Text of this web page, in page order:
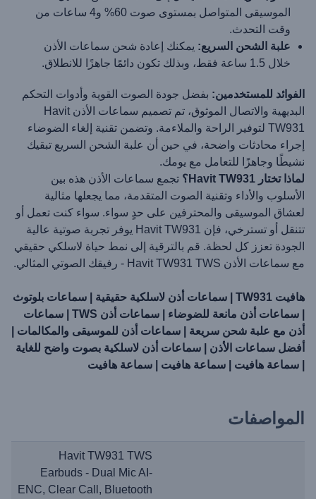
الموسيقى المتواصل بمستوى صوت 60% و4 ساعات من
وقت التحدث.
علبة الشحن السريع: يمكنك إعادة شحن سماعات الأذن
خلال 1.5 ساعة فقط، وبذلك تكون دائمًا جاهزًا للانطلاق.
الفوائد للمستخدمين: بفضل جودة الصوت القوية وأدوات التحكم
البديهية والاتصال الموثوق، تم تصميم سماعات الأذن Havit
TW931 لتوفير الراحة والملاءمة. وتضمن تقنية إلغاء الضوضاء
إجراء محادثات واضحة، في حين أن علبة الشحن السريع تبقيك
نشيطًا وجاهزًا للتعامل مع يومك.
لماذا تختار Havit TW931؟
تجمع سماعات الأذن هذه بين
الأسلوب والأداء وتقنية الصوت المتقدمة، مما يجعلها مثالية
لعشاق الموسيقى والمحترفين على حدٍ سواء. سواء كنت تعمل أو
تتنقل أو تسترخي، فإن Havit TW931 يوفر تجربة صوتية عالية
الجودة تعزز كل لحظة. قم بالترقية إلى نمط حياة لاسلكي حقيقي
مع سماعات الأذن Havit TW931 TWS - رفيقك الصوتي المثالي.
هافيت TW931 | سماعات أذن لاسلكية حقيقية | سماعات بلوتوث
| سماعات أذن مانعة للضوضاء | سماعات أذن TWS | سماعات
أذن مع علبة شحن سريعة | سماعات أذن للموسيقى والمكالمات |
أفضل سماعات الأذن | سماعات أذن لاسلكية بصوت واضح للغاية
| سماعة هافيت | سماعة هافيت | سماعة هافيت
المواصفات
Havit TW931 TWS
Earbuds - Dual Mic AI-
ENC, Clear Call, Bluetooth